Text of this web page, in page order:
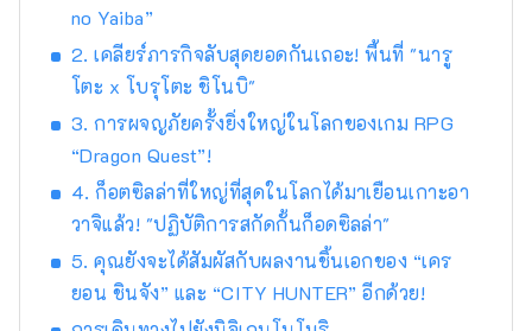
คลายร่างกายและจิตใจ คุณสามารถพบกับเสียง
ที่น่าจดจำ เช่น เสียงฟ้าร้องของน้ำวนนารูโตะบน
เกาะอาวาจิ และเสียงแบบไดนามิกของเทศกาล
ดอกไม้ไฟที่จัดขึ้นในสถานที่ต่างๆ ในฤดูร้อน ใน
สวนสมุนไพรและสวนพฤกษศาสตร์ในจังหวัด
คุณจะได้รับการเยียวยาด้วยกลิ่นสมุนไพรและ
ดอกไม้ที่อ่อนโยนและน่ารื่นรมย์ตลอดสี่ฤดูกาล
เพลิดเพลินไปกับการเดินทางครั้งใหม่ในเฮียวโงะที่
กระตุ้นสัมผัสทั้งห้าของการมองเห็น การรับรส
การสัมผัส การได้ยิน และการดมกลิ่น
no Yaiba”
2. เคลียร์ภารกิจลับสุดยอดกันเถอะ! พื้นที่ "นารู
โตะ x โบรุโตะ ชิโนบิ"
3. การผจญภัยครั้งยิ่งใหญ่ในโลกของเกม RPG
“Dragon Quest”!
4. ก็อตซิลล่าที่ใหญ่ที่สุดในโลกได้มาเยือนเกาะอา
วาจิแล้ว! "ปฏิบัติการสกัดกั้นก็อดซิลล่า"
5. คุณยังจะได้สัมผัสกับผลงานชิ้นเอกของ “เคร
ยอน ชินจัง” และ “CITY HUNTER” อีกด้วย!